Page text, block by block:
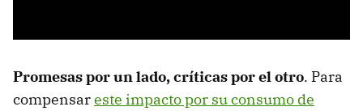
Promesas por un lado, críticas por el otro. Para
compensareste impacto por su consumo de